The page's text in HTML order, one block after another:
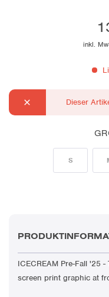
inkl.
Dieser
S
ICECREAM Pre-Fall '25
screen print graphic at